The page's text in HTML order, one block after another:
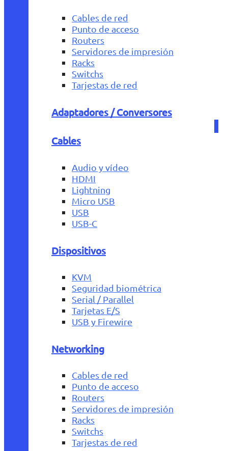
Cables de red
Punto de acceso
Routers
Servidores de impresión
Racks
Switchs
Tarjestas de red
Adaptadores / Conversores
Cables
Audio y vídeo
HDMI
Lightning
Micro USB
USB
USB-C
Dispositivos
KVM
Seguridad biométrica
Serial / Parallel
Tarjetas E/S
USB y Firewire
Networking
Cables de red
Punto de acceso
Routers
Servidores de impresión
Racks
Switchs
Tarjestas de red